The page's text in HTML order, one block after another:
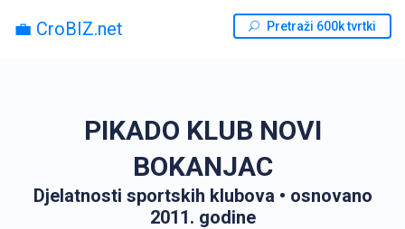
💼 CroBIZ.net Pretraži 600k tvrtki
PIKADO KLUB NOVI
BOKANJAC
Djelatnosti sportskih klubova • osnovano
2011. godine